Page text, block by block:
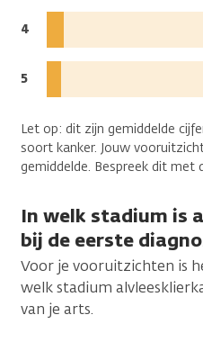
diagnose:
Jaren
diagnose:
4
Jaren
diagnose:
5
Let op: dit zijn gemiddelde
soort kanker. Jouw
gemiddelde. Bespreek dit met
In welk stadium is
bij de eerste
Voor je vooruitzichten is
welk stadium
van je arts.